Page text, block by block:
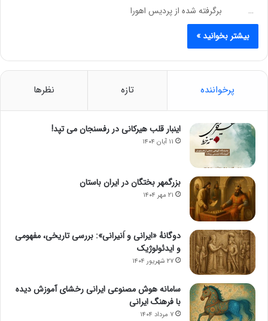
… برگرفته شده از پردیس اهورا
بیشتر بخوانید »
پرخواننده تازه نظرها
اینبار قلب هیرکانی در رفسنجان می تپد!
۱۱ آبان ۱۴۰۴
بزرگمهر بختگان در ایران باستان
۲۱ مهر ۱۴۰۴
دوگانهٔ «ایرانی و اَنیرانی»: بررسی تاریخی، مفهومی
و ایدئولوژیک
۲۷ شهریور ۱۴۰۴
سامانه هوش مصنوعی ایرانی رخشای آموزش دیده
با فرهنگ ایرانی
۷ مرداد ۱۴۰۴